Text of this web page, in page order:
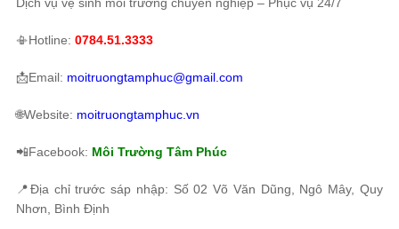
📳Hotline: 0784.51.3333
📩Email: moitruongtamphuc@gmail.com
🌐Website: moitruongtamphuc.vn
📲Facebook: Môi Trường Tâm Phúc
📍Địa chỉ trước sáp nhập: Số 02 Võ Văn Dũng, Ngô Mây, Quy
Nhơn, Bình Định